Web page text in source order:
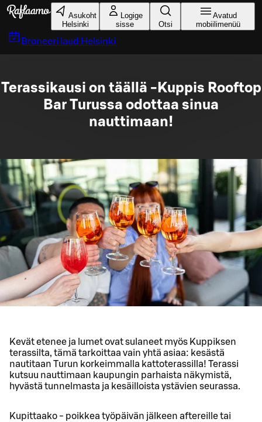
Liigu peamise sisu juurde
Asukoht
Helsinki
Logige
sisse
Otsi
Avatud
mobiilimenüü
Broneeri laud Helsinki
Terassikausi on täällä -Kuppis Rooftop
Bar Turussa odottaa sinua
nauttimaan!
Kevät etenee ja lumet ovat sulaneet myös Kuppiksen
terassilta, tämä tarkoittaa vain yhtä asiaa: kesästä
nautitaan Turun korkeimmalla kattoterassilla! Terassi
kutsuu nauttimaan kaupungin parhaista näkymistä,
hyvästä tunnelmasta ja kesäilloista ystävien seurassa.
Kupittaako - poikkea työpäivän jälkeen aftereille tai